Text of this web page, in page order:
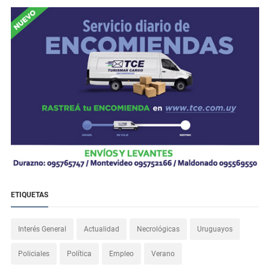
ETIQUETAS
Interés General Actualidad Necrológicas Uruguayos
Policiales Política Empleo Verano